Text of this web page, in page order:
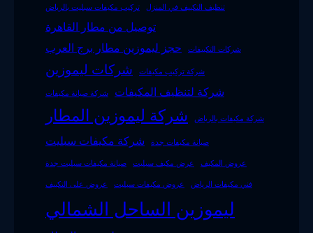
تركيب مكيفات سبليت بالرياض تنظيف التكييف في المنزل
توصيل من مطار القاهرة
حجز ليموزين مطار برج العرب
شركات التكييفات
شركات ليموزين شركة تركيب مكيفات
شركة صيانة مكيفات شركة لتنظيف المكيفات
شركة ليموزين المطار شركة مكيفات بالرياض
شركة مكيفات سبليت صيانة مكيفات جدة
صيانة مكيفات سبليت جدة عرض مكيف سبليت عروض المكيف
عروض على التكييف عروض مكيفات سبليت فني مكيفات الرياض
ليموزين الساحل الشمالي